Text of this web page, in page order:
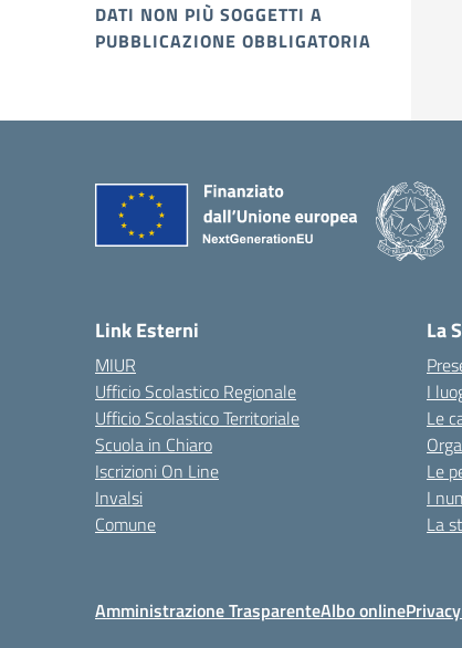
DATI NON PIÙ SOGGETTI A
PUBBLICAZIONE OBBLIGATORIA
Link Esterni
MIUR
Ufficio Scolastico Regionale
Ufficio Scolastico Territoriale
Scuola in Chiaro
Iscrizioni On Line
Invalsi
Comune
La
I
Le
Le
I
La
Amministrazione TrasparenteAlbo online